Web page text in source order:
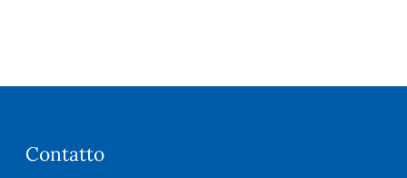
Contatto